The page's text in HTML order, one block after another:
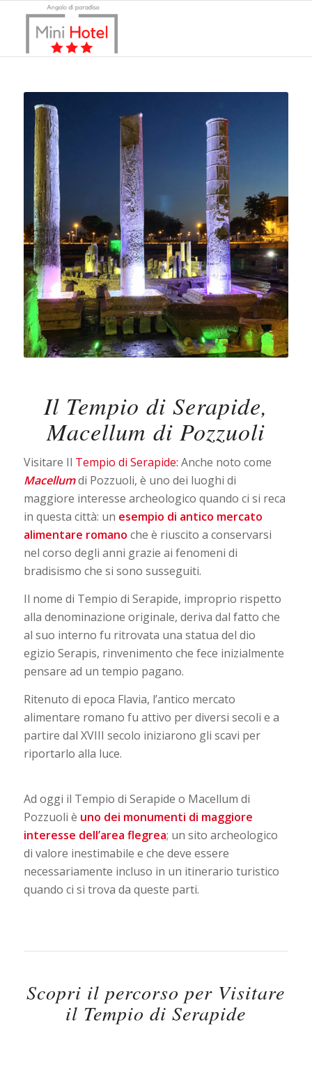
Il Tempio di Serapide,
Macellum di Pozzuoli
Visitare Il Tempio di Serapide: Anche noto come
Macellumdi Pozzuoli, è uno dei luoghi di
maggiore interesse archeologico quando ci si reca
in questa città: un esempio di antico mercato
alimentare romano che è riuscito a conservarsi
nel corso degli anni grazie ai fenomeni di
bradisismo che si sono susseguiti.
Il nome di Tempio di Serapide, improprio rispetto
alla denominazione originale, deriva dal fatto che
al suo interno fu ritrovata una statua del dio
egizio Serapis, rinvenimento che fece inizialmente
pensare ad un tempio pagano.
Ritenuto di epoca Flavia, l’antico mercato
alimentare romano fu attivo per diversi secoli e a
partire dal XVIII secolo iniziarono gli scavi per
riportarlo alla luce.
Ad oggi il Tempio di Serapide o Macellum di
Pozzuoli è uno dei monumenti di maggiore
interesse dell’area flegrea; un sito archeologico
di valore inestimabile e che deve essere
necessariamente incluso in un itinerario turistico
quando ci si trova da queste parti.
Scopri il percorso per Visitare
il Tempio di Serapide